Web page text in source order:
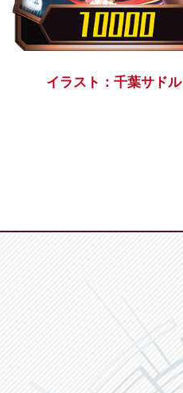
イラスト：千葉サドル